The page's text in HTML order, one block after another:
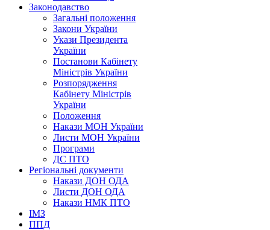
Законодавство
Загальні положення
Закони України
Укази Президента
України
Постанови Кабінету
Міністрів України
Розпорядження
Кабінету Міністрів
України
Положення
Накази МОН України
Листи МОН України
Програми
ДС ПТО
Регіональні документи
Накази ДОН ОДА
Листи ДОН ОДА
Накази НМК ПТО
ІМЗ
ППД